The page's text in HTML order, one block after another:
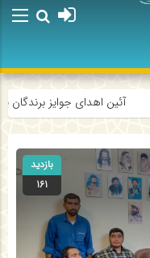
آئین اهدای جوایز برندگان
بازدید
161